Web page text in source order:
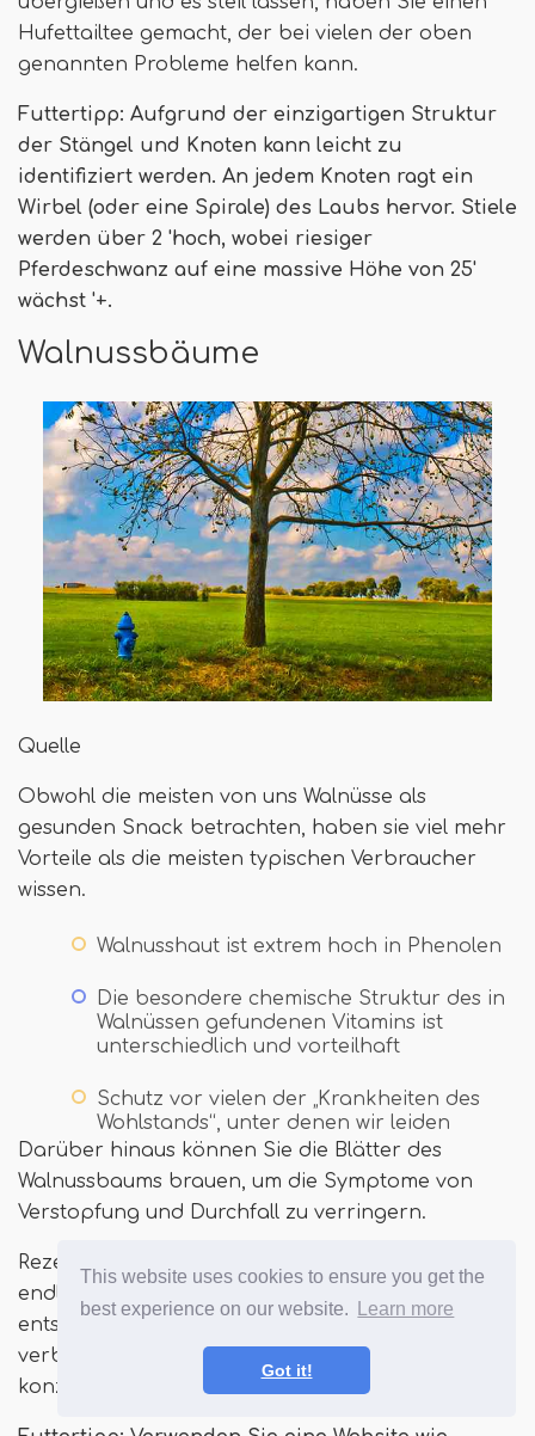
This website uses cookies to ensure you get the
best experience on our website.
Learn more
Got it!
Hufettailtee gemacht, der bei vielen der oben
genannten Probleme helfen kann.
Futtertipp: Aufgrund der einzigartigen Struktur
der Stängel und Knoten kann leicht zu
identifiziert werden. An jedem Knoten ragt ein
Wirbel (oder eine Spirale) des Laubs hervor. Stiele
werden über 2 'hoch, wobei riesiger
Pferdeschwanz auf eine massive Höhe von 25'
wächst '+.
Walnussbäume
Quelle
Obwohl die meisten von uns Walnüsse als
gesunden Snack betrachten, haben sie viel mehr
Vorteile als die meisten typischen Verbraucher
wissen.
Walnusshaut ist extrem hoch in Phenolen
Die besondere chemische Struktur des in
Walnüssen gefundenen Vitamins ist
unterschiedlich und vorteilhaft
Schutz vor vielen der „Krankheiten des
Wohlstands“, unter denen wir leiden
Darüber hinaus können Sie die Blätter des
Walnussbaums brauen, um die Symptome von
Verstopfung und Durchfall zu verringern.
Rezepte für Walnüsse sind den meisten Gärtnern
endlos und sehr vertraut. Deshalb habe ich mich
entschlossen, mich auf einige der weniger
verbreiteten Verwendungen in diesem Stück zu
konzentrieren!